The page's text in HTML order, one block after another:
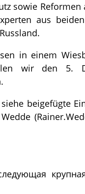
sowie
aus
in einem
wir den 5.
beigefügte